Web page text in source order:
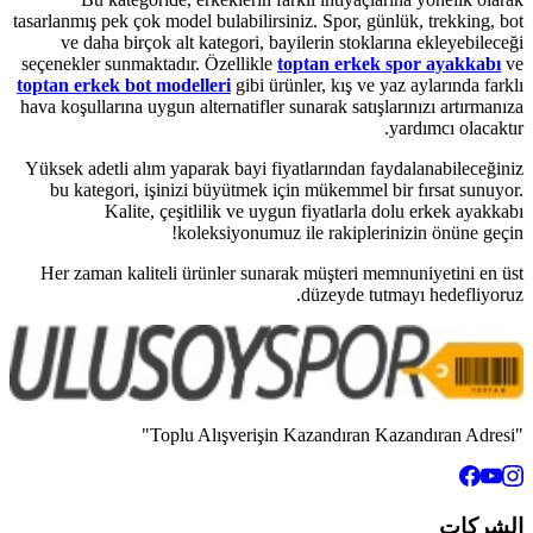
tasarlanmış pek çok model
ve daha birçok alt kategori,
seçenekler sunmaktadır. Özellikle
toptan erkek bot modellerigibi
hava koşullarına uygun alternatifler
Yüksek adetli alım yaparak bayi
bu kategori, işinizi büyütmek
Kalite, çeşitlilik ve
Her zaman kaliteli ürünler